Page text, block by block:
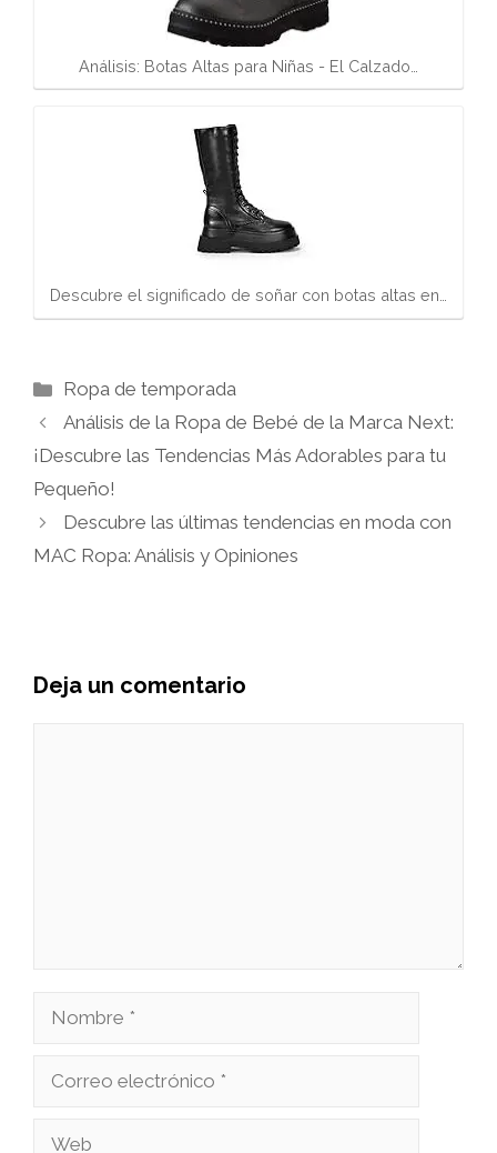
Análisis: Botas Altas para Niñas - El Calzado…
Descubre el significado de soñar con botas altas en…
Categorías
Ropa de temporada
Análisis de la Ropa de Bebé de la Marca Next:
¡Descubre las Tendencias Más Adorables para tu
Pequeño!
Descubre las últimas tendencias en moda con
MAC Ropa: Análisis y Opiniones
Deja un comentario
Nombre
Correo
Web